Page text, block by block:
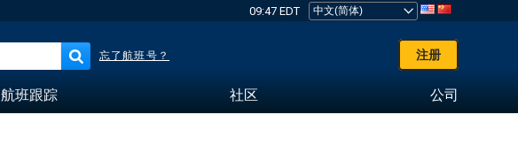
09:47 EDT
忘了航班号？ 注册
航班跟踪 社区 公司